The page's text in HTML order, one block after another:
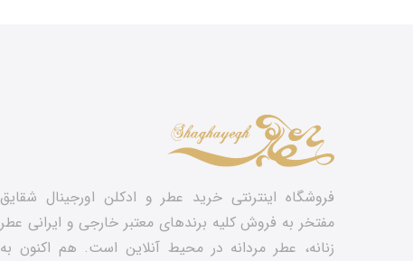
فروشگاه اینترنتی خرید عطر و ادکلن اورجینال شقایق
مفتخر به فروش کلیه برندهای معتبر خارجی و ایرانی عطر
زنانه، عطر مردانه در محیط آنلاین است. هم‌ اکنون به